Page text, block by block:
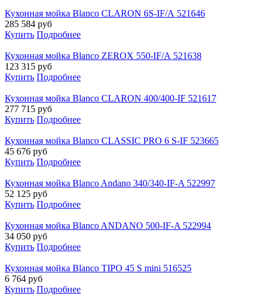
Кухонная мойка Blanco CLARON 6S-IF/А 521646
285 584 руб
Купить Подробнее
Кухонная мойка Blanco ZEROX 550-IF/А 521638
123 315 руб
Купить Подробнее
Кухонная мойка Blanco CLARON 400/400-IF 521617
277 715 руб
Купить Подробнее
Кухонная мойка Blanco CLASSIC PRO 6 S-IF 523665
45 676 руб
Купить Подробнее
Кухонная мойка Blanco Andano 340/340-IF-A 522997
52 125 руб
Купить Подробнее
Кухонная мойка Blanco ANDANO 500-IF-A 522994
34 050 руб
Купить Подробнее
Кухонная мойка Blanco TIPO 45 S mini 516525
6 764 руб
Купить Подробнее